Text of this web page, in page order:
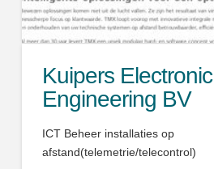
Kuipers Electronic
Engineering BV
ICT Beheer installaties op
afstand(telemetrie/telecontrol)